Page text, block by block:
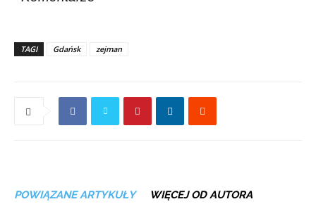
TAGI Gdańsk zejman
POWIĄZANE ARTYKUŁY WIĘCEJ OD AUTORA